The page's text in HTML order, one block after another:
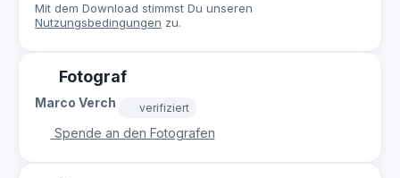
Mit dem Download stimmst Du unseren
Nutzungsbedingungen zu.
Fotograf
Marco Verch verifiziert
Spende an den Fotografen